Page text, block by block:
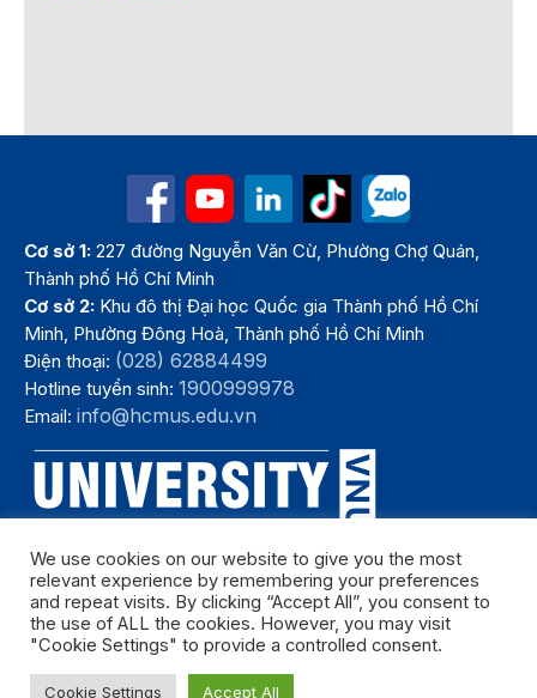
Cơ sở 1: 227 đường Nguyễn Văn Cừ, Phường Chợ Quán,
Thành phố Hồ Chí Minh
Cơ sở 2: Khu đô thị Đại học Quốc gia Thành phố Hồ Chí
Minh, Phường Đông Hoà, Thành phố Hồ Chí Minh
Điện thoại: (028) 62884499
Hotline tuyển sinh:1900999978
Email:info@hcmus.edu.vn
Bản quyền thuộc Trường Đại học Khoa học tự nhiên, Đại học Quốc
We use cookies on our website to give you the most
relevant experience by remembering your preferences
and repeat visits. By clicking “Accept All”, you consent to
the use of ALL the cookies. However, you may visit
"Cookie Settings" to provide a controlled consent.
Cookie Settings Accept All